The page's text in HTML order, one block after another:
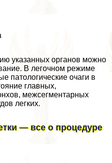
указанных органов можно
В легочном режиме
патологические очаги в
главных,
межсегментарных
легких.
— все о процедуре